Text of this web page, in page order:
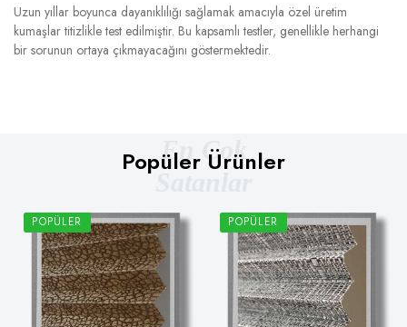
Uzun yıllar boyunca dayanıklılığı sağlamak amacıyla özel üretim
kumaşlar titizlikle test edilmiştir. Bu kapsamlı testler, genellikle herhangi
bir sorunun ortaya çıkmayacağını göstermektedir.
En Çok
Popüler Ürünler
POPÜLER POPÜLER